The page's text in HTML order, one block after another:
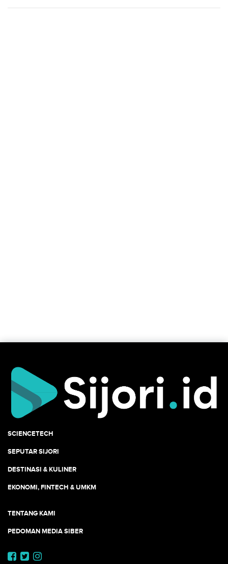
SCIENCETECH
SEPUTAR SIJORI
DESTINASI & KULINER
EKONOMI, FINTECH & UMKM
TENTANG KAMI
PEDOMAN MEDIA SIBER